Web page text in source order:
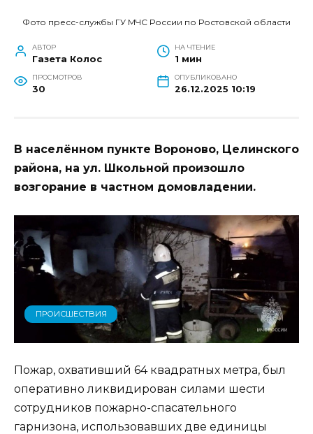
Фото пресс-службы ГУ МЧС России по Ростовской области
АВТОР
Газета Колос
НА ЧТЕНИЕ
1 мин
ПРОСМОТРОВ
30
ОПУБЛИКОВАНО
26.12.2025 10:19
В населённом пункте Вороново, Целинского
района, на ул. Школьной произошло
возгорание в частном домовладении.
ПРОИСШЕСТВИЯ
Пожар, охвативший 64 квадратных метра, был
оперативно ликвидирован силами шести
сотрудников пожарно-спасательного
гарнизона, использовавших две единицы